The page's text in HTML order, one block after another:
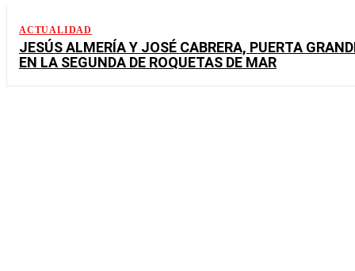
ACTUALIDAD
JESÚS ALMERÍA Y JOSÉ CABRERA, PUERTA
EN LA SEGUNDA DE ROQUETAS DE MAR